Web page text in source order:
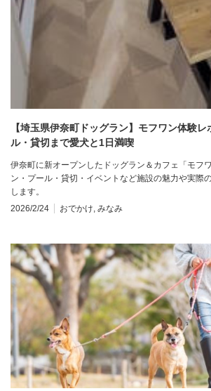
【埼玉県伊奈町ドッグラン】モフワン体験
ル・貸切まで愛犬と1日満喫
伊奈町に新オープンしたドッグラン＆カフェ「モフ
ン・プール・貸切・イベントなど施設の魅力や実際
します。
2026/2/24
おでかけ, みなみ